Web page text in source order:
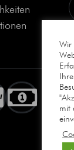
Wir
mit